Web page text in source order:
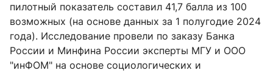
пилотный показатель составил 41,7 балла из 100
возможных (на основе данных за 1 полугодие 2024
года). Исследование провели по заказу Банка
России и Минфина России эксперты МГУ и ООО
"инФОМ" на основе социологических и